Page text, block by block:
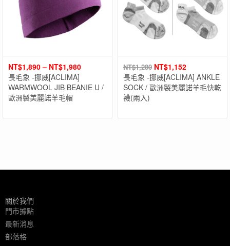
NT$1,890– NT$1,980
長毛象 -挪威[ACLIMA]
WARMWOOL JIB BEANIE U /
歐洲製美麗諾羊毛帽
NT$1,280 NT$1,152
長毛象 -挪威[ACLIMA] ANKLE
SOCK / 歐洲製美麗諾羊毛快乾
襪(兩入)
關於我們
門市據點
最新消息
部落格